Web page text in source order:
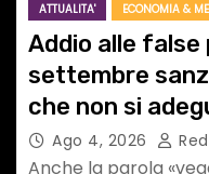
ATTUALITA' ECONOMIA &
Addio alle false
settembre
che non si
Ago 4, 2026
Anche la parola